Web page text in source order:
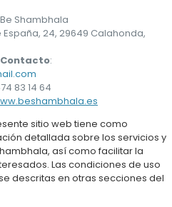
Shambhala
España, 24, 29649 Calahonda,
Contacto:
83 14 64
sitio web tiene como
detallada sobre los servicios y
así como facilitar la
Las condiciones de uso
descritas en otras secciones del